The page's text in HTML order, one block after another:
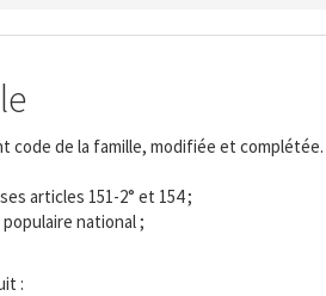
code de la famille, modifiée et complétée.
articles 151-2° et 154 ;
national ;
: